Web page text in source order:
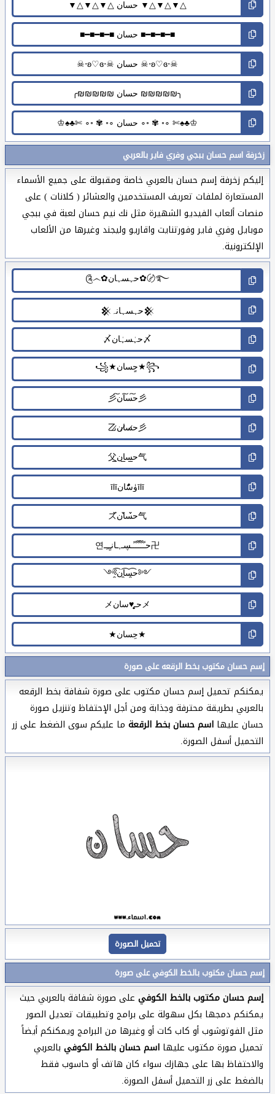
زخرفة اسم حسان ببجي وفري فاير بالعربي
إليكم زخرفة إسم حسان بالعربي خاصة ومقبولة على جميع الأسماء
المستعارة لملفات تعريف المستخدمين والعشائر ( كلانات ) على
منصات ألعاب الفيديو الشهيرة مثل نك نيم حسان لعبة في ببجي
موبايل وفري فاير وفورتنايت واقاريو وليجند وغيرها من الألعاب
الإلكترونية.
إسم حسان مكتوب بخط الرقعه على صورة
يمكنكم تحميل إسم حسان مكتوب على صورة شفافة بخط الرقعه
بالعربي بطريقة محترفة وجذابة ومن أجل الإحتفاظ وتنزيل صورة
حسان عليها اسم حسان بخط الرقعة ما عليكم سوى الضغط على زر
التحميل أسفل الصورة.
تحميل الصورة
إسم حسان مكتوب بالخط الكوفي على صورة
إسم حسان مكتوب بالخط الكوفي على صورة شفافة بالعربي حيث
يمكنكم دمجها بكل سهولة على برامج وتطبيقات تعديل الصور
مثل الفوتوشوب أو كاب كات أو وغيرها من البرامج ويمكنكم أيضاً
تحميل صورة مكتوب عليها اسم حسان بالخط الكوفي بالعربي
والاحتفاظ بها على جهازك سواء كان هاتف أو حاسوب فقط
بالضغط على زر التحميل أسفل الصورة.